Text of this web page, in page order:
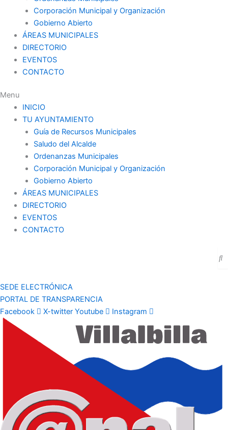
Corporación Municipal y Organización
Gobierno Abierto
ÁREAS MUNICIPALES
DIRECTORIO
EVENTOS
CONTACTO
Menu
INICIO
TU AYUNTAMIENTO
Guía de Recursos Municipales
Saludo del Alcalde
Ordenanzas Municipales
Corporación Municipal y Organización
Gobierno Abierto
ÁREAS MUNICIPALES
DIRECTORIO
EVENTOS
CONTACTO
SEDE ELECTRÓNICA
PORTAL DE TRANSPARENCIA
Facebook
X-twitter Youtube Instagram